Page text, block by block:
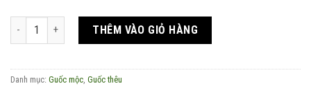
Guốc mộc đen quai nhung thêu tay hoa sen cách điệu số lượng
THÊM VÀO GIỎ HÀNG
Danh mục: Guốc mộc, Guốc thêu